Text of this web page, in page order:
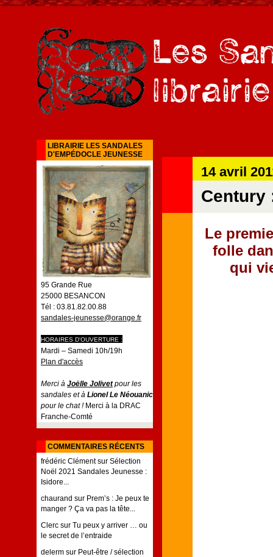
LIBRAIRIE LES SANDALES
D'EMPÉDOCLE JEUNESSE
95 Grande Rue
25000 BESANCON
Tél : 03.81.82.00.88
sandales-jeunesse@orange.fr
HORAIRES D'OUVERTURE :
Mardi – Samedi 10h/19h
Plan d'accès
Merci à Joëlle Jolivetpour les
sandales et à Lionel Le Néouanic
pour le chat !Merci à la DRAC
Franche-Comté
COMMENTAIRES RÉCENTS
frédéric Clémentsur Sélection
Noël 2021 Sandales Jeunesse :
Isidore...
chaurand sur Prem’s : Je peux te
manger ? Ça va pas la tête...
Clerc sur Tu peux y arriver … ou
le secret de l’entraide
delerm sur Peut-être / sélection
14 avril
Century
Le
folle
qui